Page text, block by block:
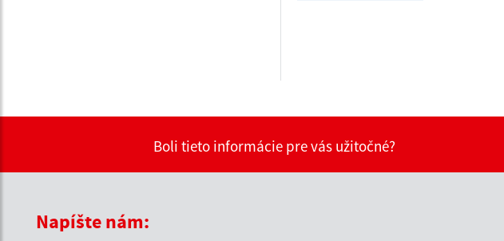
Boli tieto informácie pre vás užitočné?
Napíšte nám: